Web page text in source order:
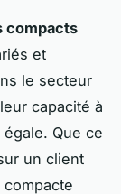
compacts
et
le secteur
capacité à
égale. Que ce
un client